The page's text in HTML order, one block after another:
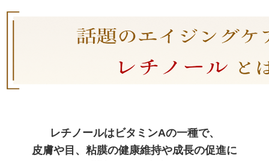
レチノールはビタミンAの一種で、
皮膚や目、粘膜の健康維持や成長の促進に